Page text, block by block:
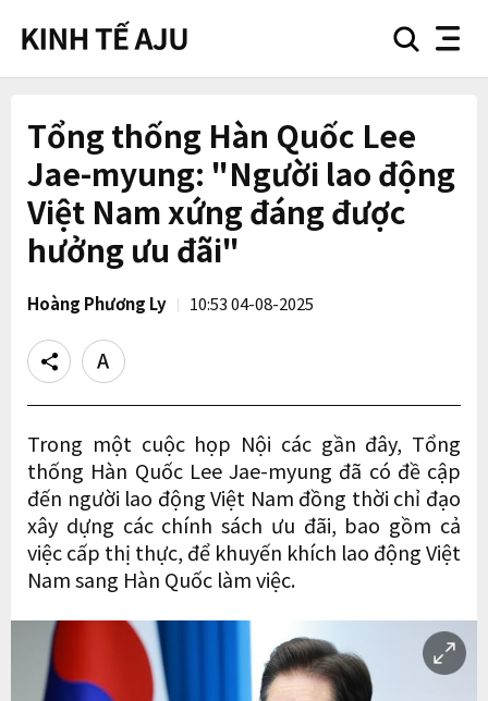
searchnav
Tổng thống Hàn Quốc Lee
Jae-myung: "Người lao động
Việt Nam xứng đáng được
hưởng ưu đãi"
Hoàng Phương Ly 10:53 04-08-2025
Share
Text
size
Trong một cuộc họp Nội các gần đây, Tổng
thống Hàn Quốc Lee Jae-myung đã có đề cập
đến người lao động Việt Nam đồng thời chỉ đạo
xây dựng các chính sách ưu đãi, bao gồm cả
việc cấp thị thực, để khuyến khích lao động Việt
Nam sang Hàn Quốc làm việc.